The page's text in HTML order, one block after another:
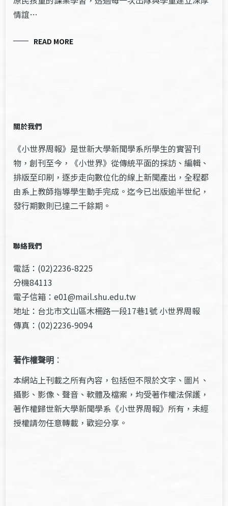
情誼…
READ MORE
關於我們
《小世界周報》是世新大學新聞學系所學生的實習刊
物，創刊至今，《小世界》從傳統平面的採訪、編輯、
排版至印刷，逐步走向數位化的線上新聞產出，全程都
由系上教師指導學生動手完成。迄今已出版逾半世紀，
發行期數則已達二千餘期。
聯絡我們
電話：(02)2236-8225
分機84113
電子信箱：e01@mail.shu.edu.tw
地址：台北市文山區木柵路一段17巷1號 小世界周報
傳真：(02)2236-9094
著作權聲明 ：
本網站上刊載之所有內容，包括但不限於文字、圖片、
攝影、影像、聲音、軟體及檔案，均受著作權法保護，
著作權歸世新大學新聞學系《小世界周報》所有，未經
授權請勿任意轉載，歡迎分享。